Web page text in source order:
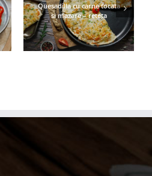
Quesadilla cu carne tocata
si mazare – reteta